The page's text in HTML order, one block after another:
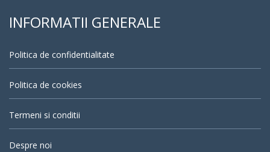
INFORMATII GENERALE
Politica de confidentialitate
Politica de cookies
Termeni si conditii
Despre noi